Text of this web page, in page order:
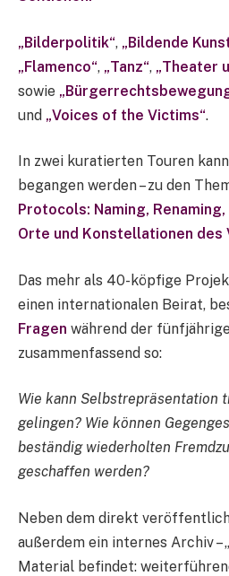
„Bilderpolitik“, „Bildende
„Flamenco“, „Tanz“, „Theater
sowie
und „Voices of the Victims“.
In zwei kuratierten Touren
begangen werden – zu den
Protocols: Naming,
Orte und Konstellationen des
Das mehr als 40-köpfige
einen internationalen Beirat,
Fragen während der
zusammenfassend so:
Wie kann Selbstrepräsentation
gelingen? Wie können
beständig wiederholten
geschaffen werden?
Neben dem direkt
außerdem ein internes Archiv –
Material befindet: